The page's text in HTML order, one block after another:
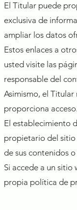
El Titular puede
exclusiva de
ampliar los datos
Estos enlaces a
usted visite las
responsable del
Asimismo, el Titular
proporciona acceso.
El establecimiento
propietario del sitio
de sus contenidos
Si accede a un
propia política de